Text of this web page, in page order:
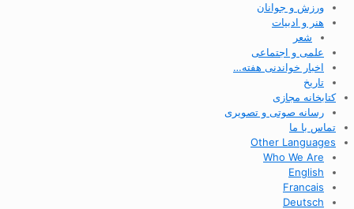
ورزش و جوانان
هنر و ادبیات
شعر
علمی و اجتماعی
اخبار خواندنی هفته…
تاریخ
کتابخانه مجازی
رسانه صوتی و تصویری
تماس با ما
Other Languages
Who We Are
English
Francais
Deutsch